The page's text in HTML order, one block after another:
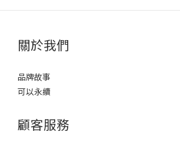
關於我們
品牌故事
可以永續
顧客服務